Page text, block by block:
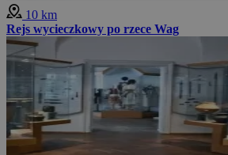
10 km
Rejs wycieczkowy po rzece Wag